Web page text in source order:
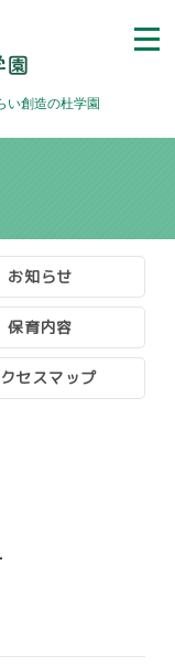
い創造の杜学園
お知らせ
保育内容
セスマップ